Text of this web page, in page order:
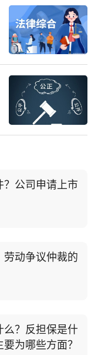
？公司申请上市
劳动争议仲裁的
么？反担保是什
为哪些方面？